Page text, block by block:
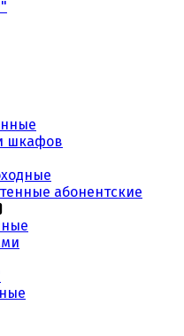
шкафов
абонентские